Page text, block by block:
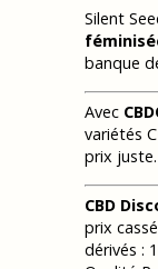
Silent
banque
Avec
variétés
prix juste.
CBD
prix
dérivés :